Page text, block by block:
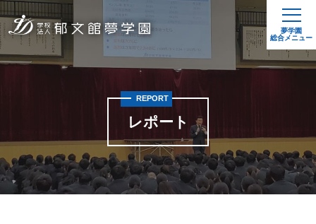
夢学園
総合メニュー
レポート
REPORT